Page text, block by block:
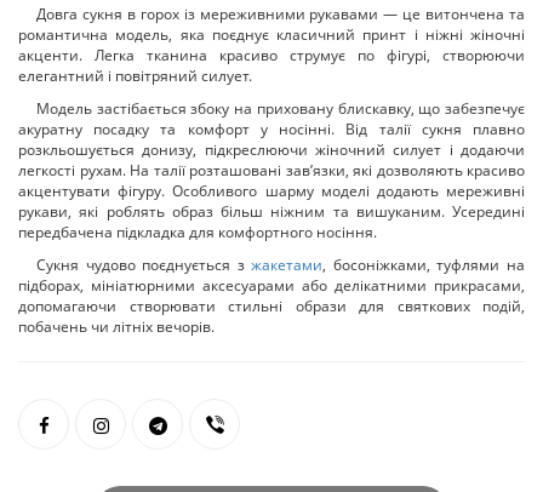
Довга сукня в горох із мереживними рукавами — це витончена та
романтична модель, яка поєднує класичний принт і ніжні жіночні
акценти. Легка тканина красиво струмує по фігурі, створюючи
елегантний і повітряний силует.
Модель застібається збоку на приховану блискавку, що забезпечує
акуратну посадку та комфорт у носінні. Від талії сукня плавно
розкльошується донизу, підкреслюючи жіночний силует і додаючи
легкості рухам. На талії розташовані зав’язки, які дозволяють красиво
акцентувати фігуру. Особливого шарму моделі додають мереживні
рукави, які роблять образ більш ніжним та вишуканим. Усередині
передбачена підкладка для комфортного носіння.
Сукня чудово поєднується зжакетами, босоніжками, туфлями на
підборах, мініатюрними аксесуарами або делікатними прикрасами,
допомагаючи створювати стильні образи для святкових подій,
побачень чи літніх вечорів.